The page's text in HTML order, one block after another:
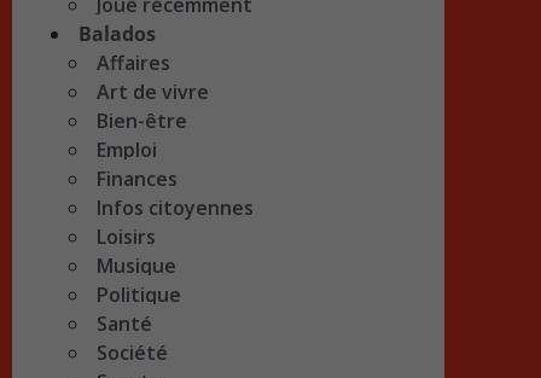
Balados
Affaires
Art de vivre
Bien-être
Emploi
Finances
Infos citoyennes
Loisirs
Musique
Politique
Santé
Société